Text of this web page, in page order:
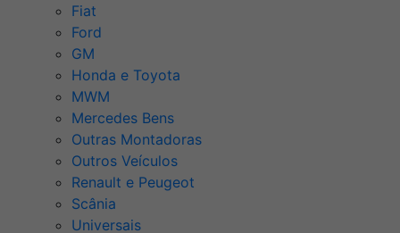
Fiat
Ford
GM
Honda e Toyota
MWM
Mercedes Bens
Outras Montadoras
Outros Veículos
Renault e Peugeot
Scânia
Universais